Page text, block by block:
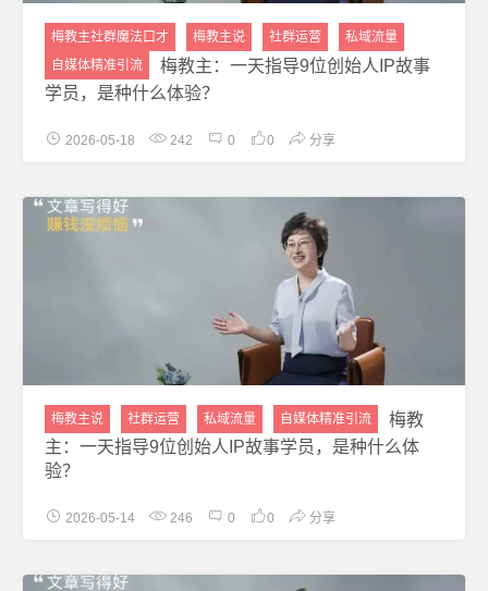
梅教主社群魔法口才 梅教主说 社群运营
私域流量
自媒体精准引流
梅教主：一天指导9位创始人IP故事
学员，是种什么体验？
2026-05-18 242 0 0 分享
梅教主说 社群运营 私域流量 自媒体精准引流
梅教
主：一天指导9位创始人IP故事学员，是种什么体
验？
2026-05-14 246 0 0 分享